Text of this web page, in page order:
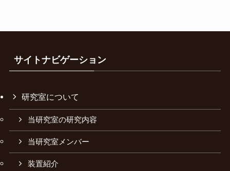
サイトナビゲーション
研究室について
当研究室の研究内容
当研究室メンバー
装置紹介